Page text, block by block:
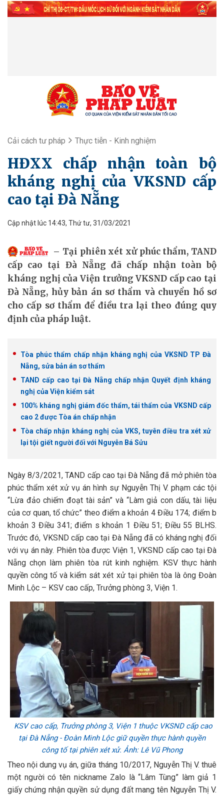
Cải cách tư pháp Thực tiễn - Kinh nghiệm
HĐXX chấp nhận toàn bộ
kháng nghị của VKSND cấp
cao tại Đà Nẵng
Cập nhật lúc 14:43, Thứ tư, 31/03/2021
Tại phiên xét xử phúc thẩm, TAND
cấp cao tại Đà Nẵng đã chấp nhận toàn bộ
kháng nghị của Viện trưởng VKSND cấp cao tại
Đà Nẵng, hủy bản án sơ thẩm và chuyển hồ sơ
cho cấp sơ thẩm để điều tra lại theo đúng quy
định của pháp luật.
Tòa phúc thẩm chấp nhận kháng nghị của VKSND TP Đà
Nẵng, sửa bản án sơ thẩm
TAND cấp cao tại Đà Nẵng chấp nhận Quyết định kháng
nghị của Viện kiểm sát
100% kháng nghị giám đốc thẩm, tái thẩm của VKSND cấp
cao 2 được Tòa án chấp nhận
Tòa chấp nhận kháng nghị của VKS, tuyên điều tra xét xử
lại tội giết người đối với Nguyễn Bá Sửu
Ngày 8/3/2021, TAND cấp cao tại Đà Nẵng đã mở phiên tòa
phúc thẩm xét xử vụ án hình sự Nguyễn Thị V. phạm các tội
“Lừa đảo chiếm đoạt tài sản” và “Làm giả con dấu, tài liệu
của cơ quan, tổ chức” theo điểm a khoản 4 Điều 174; điểm b
khoản 3 Điều 341; điểm s khoản 1 Điều 51; Điều 55 BLHS.
Trước đó, VKSND cấp cao tại Đà Nẵng đã có kháng nghị đối
với vụ án này. Phiên tòa được Viện 1, VKSND cấp cao tại Đà
Nẵng chọn làm phiên tòa rút kinh nghiệm. KSV thực hành
quyền công tố và kiểm sát xét xử tại phiên tòa là ông Đoàn
Minh Lộc – KSV cao cấp, Trưởng phòng 3, Viện 1.
KSV cao cấp, Trưởng phòng 3, Viện 1 thuộc VKSND cấp cao
tại Đà Nẵng - Đoàn Minh Lộc giữ quyền thực hành quyền
công tố tại phiên xét xử. Ảnh: Lê Vũ Phong
Theo nội dung vụ án, giữa tháng 10/2017, Nguyễn Thị V. thuê
một người có tên nickname Zalo là “Lâm Tùng” làm giả 1
giấy chứng nhận quyền sử dụng đất mang tên Nguyễn Thị V.